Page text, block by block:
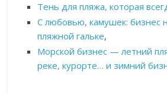
Тень для пляжа, которая
С любовью, камушек: бизнес
пляжной гальке,
Морской бизнес — летний
реке, курорте… и зимний